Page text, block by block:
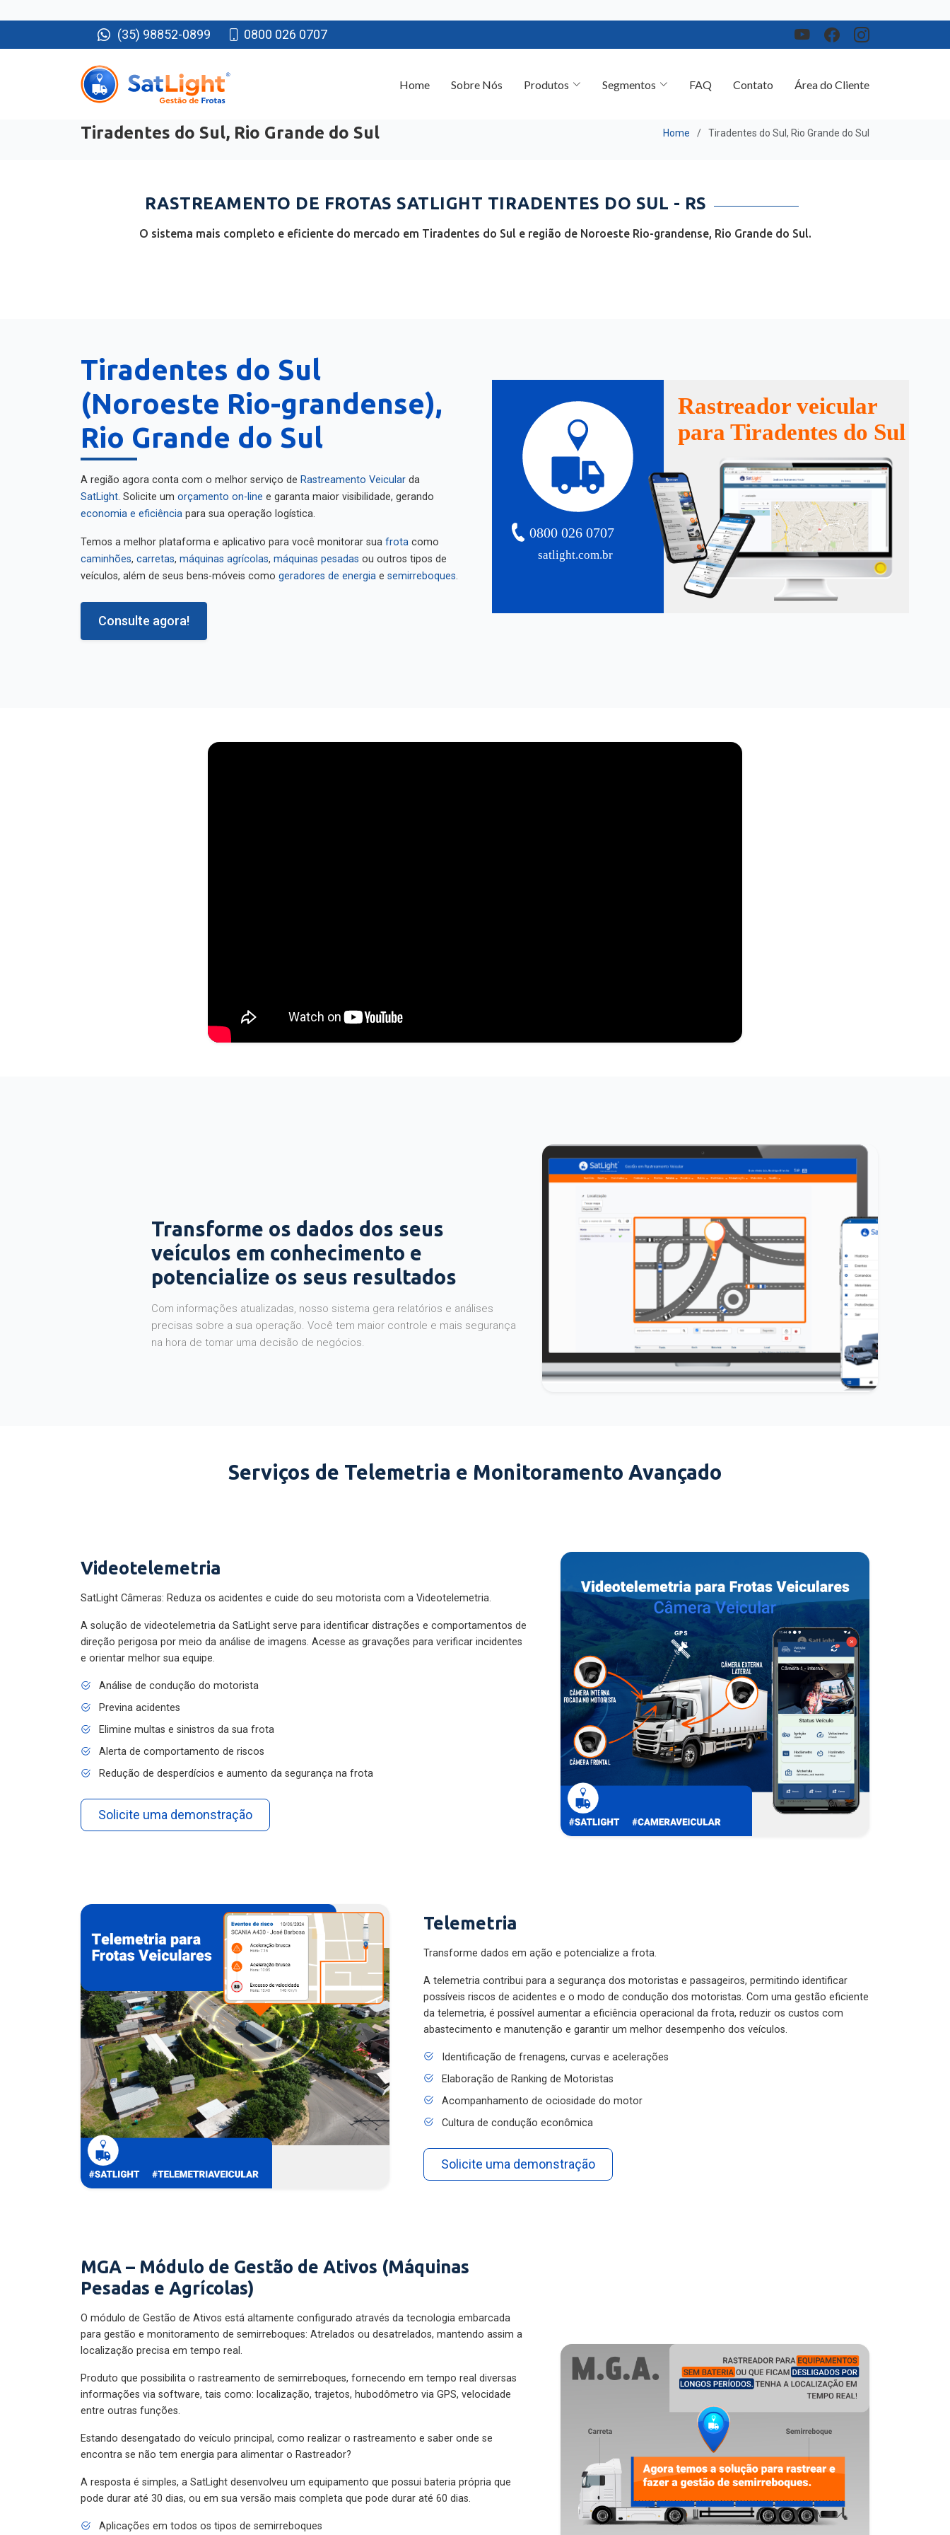
Tiradentes do Sul, Rio Grande do Sul
RASTREAMENTO DE FROTAS SATLIGHT TIRADENTES DO SUL - RS
O sistema mais completo e eficiente do mercado em Tiradentes do Sul e região de Noroeste Rio-grandense, Rio Grande do Sul.
Tiradentes do Sul
(Noroeste Rio-grandense),
Rio Grande do Sul
A região agora conta com o melhor serviço de Rastreamento Veicular
da
SatLight
. Solicite um orçamento on-line
e garanta maior visibilidade, gerando
economia e eficiência
para sua operação logística.
Temos a melhor plataforma e aplicativo para você monitorar sua frota
caminhões
máquinas agrícolas máquinas pesadas
ou outros tipos de
veículos, além de seus bens-móveis como
geradores de energia semirreboques
Consulte agora!
satlight.com.br
0800 026 0707
Rastreador veicular
para Tiradentes do Sul
Transforme os dados dos seus
veículos em conhecimento e
potencialize os seus resultados
Com informações atualizadas, nosso sistema gera relatórios e análises
precisas sobre a sua operação. Você tem maior controle e mais segurança
na hora de tomar uma decisão de negócios.
Serviços de Telemetria e Monitoramento Avançado
Videotelemetria
SatLight Câmeras: Reduza os acidentes e cuide do seu motorista com a Videotelemetria.
A solução de videotelemetria da SatLight serve para identificar distrações e comportamentos de
direção perigosa por meio da análise de imagens. Acesse as gravações para verificar incidentes
e orientar melhor sua equipe.
Análise de condução do motorista
Previna acidentes
Elimine multas e sinistros da sua frota
Alerta de comportamento de riscos
Redução de desperdícios e aumento da segurança na frota
Solicite uma demonstração
Telemetria
Transforme dados em ação e potencialize a frota.
A telemetria contribui para a segurança dos motoristas e passageiros, permitindo identificar
possíveis riscos de acidentes e o modo de condução dos motoristas. Com uma gestão eficiente
da telemetria, é possível aumentar a eficiência operacional da frota, reduzir os custos com
abastecimento e manutenção e garantir um melhor desempenho dos veículos.
Identificação de frenagens, curvas e acelerações
Elaboração de Ranking de Motoristas
Acompanhamento de ociosidade do motor
Cultura de condução econômica
Solicite uma demonstração
MGA – Módulo de Gestão de Ativos (Máquinas
Pesadas e Agrícolas)
O módulo de Gestão de Ativos está altamente configurado através da tecnologia embarcada
para gestão e monitoramento de semirreboques: Atrelados ou desatrelados, mantendo assim a
localização precisa em tempo real.
Produto que possibilita o rastreamento de semirreboques, fornecendo em tempo real diversas
informações via software, tais como: localização, trajetos, hubodômetro via GPS, velocidade
entre outras funções.
Estando desengatado do veículo principal, como realizar o rastreamento e saber onde se
encontra se não tem energia para alimentar o Rastreador?
A resposta é simples, a SatLight desenvolveu um equipamento que possui bateria própria que
pode durar até 30 dias, ou em sua versão mais completa que pode durar até 60 dias.
Aplicações em todos os tipos de semirreboques